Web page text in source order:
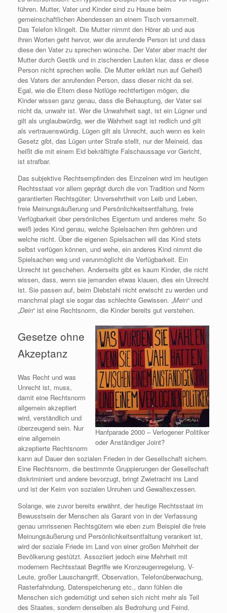
führen. Mutter, Vater und Kinder sind zu Hause beim
gemeinschaftlichen Abendessen an einem Tisch versammelt.
Das Telefon klingelt. Die Mutter nimmt den Hörer ab und aus
ihren Worten geht hervor, wer die anrufende Person ist und dass
diese den Vater zu sprechen wünsche. Der Vater aber macht der
Mutter durch Gestik und in zischenden Lauten klar, dass er diese
Person nicht sprechen wolle. Die Mutter erklärt nun auf Geheiß
des Vaters der anrufenden Person, dass dieser nicht da sei.
Egal, wie die Eltern diese Notlüge rechtfertigen mögen, die
Kinder wissen ganz genau, dass die Behauptung, der Vater sei
nicht da, unwahr ist. Wer die Unwahrheit sagt, ist ein Lügner und
gilt als unglaubwürdig, wer die Wahrheit sagt ist redlich und gilt
als vertrauenswürdig. Lügen gilt als Unrecht, auch wenn es kein
Gesetz gibt, das Lügen unter Strafe stellt, nur der Meineid, das
heißt die mit einem Eid bekräftigte Falschaussage vor Gericht,
ist strafbar.
Das subjektive Rechtsempfinden des Einzelnen wird im heutigen
Rechtsstaat vor allem geprägt durch die von Tradition und Norm
garantierten Rechtsgüter: Unversehrtheit von Leib und Leben,
freie Meinungsäußerung und Persönlichkeitsentfaltung, freie
Verfügbarkeit über persönliches Eigentum und anderes mehr. So
weiß jedes Kind genau, welche Spielsachen ihm gehören und
welche nicht. Über die eigenen Spielsachen will das Kind stets
selbst verfügen können, und wehe, ein anderes Kind nimmt die
Spielsachen weg und verunmöglicht die Verfügbarkeit. Ein
Unrecht ist geschehen. Anderseits gibt es kaum Kinder, die nicht
wissen, dass, wenn sie jemanden etwas klauen, dies ein Unrecht
ist. Sie passen auf, beim Diebstahl nicht erwischt zu werden und
manchmal plagt sie sogar das schlechte Gewissen. „Mein“ und
„Dein“ ist eine Rechtsnorm, die Kinder bereits gut verstehen.
Hanfparade 2000 – Verlogener Politiker
oder Anständiger Joint?
Gesetze ohne
Akzeptanz
Was Recht und was
Unrecht ist, muss,
damit eine Rechtsnorm
allgemein akzeptiert
wird, verständlich und
überzeugend sein. Nur
eine allgemein
akzeptierte Rechtsnorm
kann auf Dauer den sozialen Frieden in der Gesellschaft sichern.
Eine Rechtsnorm, die bestimmte Gruppierungen der Gesellschaft
diskriminiert und andere bevorzugt, bringt Zwietracht ins Land
und ist der Keim von sozialen Unruhen und Gewaltexzessen.
Solange, wie zuvor bereits erwähnt, der heutige Rechtsstaat im
Bewusstsein der Menschen als Garant von in der Verfassung
genau umrissenen Rechtsgütern wie eben zum Beispiel die freie
Meinungsäußerung und Persönlichkeitsentfaltung verankert ist,
wird der soziale Friede im Land von einer großen Mehrheit der
Bevölkerung gestützt. Assoziiert jedoch eine Mehrheit mit
modernem Rechtsstaat Begriffe wie Kronzeugenregelung, V-
Leute, großer Lauschangriff, Observation, Telefonüberwachung,
Rasterfahndung, Datenspeicherung etc., dann fühlen die
Menschen sich gedemütigt und sehen sich nicht mehr als Teil
des Staates, sondern denselben als Bedrohung und Feind.